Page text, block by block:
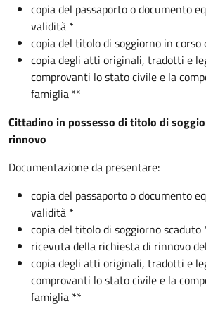
copia del passaporto o documento
validità *
copia del titolo di soggiorno in
copia degli atti originali, tradotti e
comprovanti lo stato civile e la
famiglia **
Cittadino in possesso di titolo di
rinnovo
Documentazione da presentare:
copia del passaporto o documento
validità *
copia del titolo di soggiorno scaduto
ricevuta della richiesta di rinnovo
copia degli atti originali, tradotti e
comprovanti lo stato civile e la
famiglia **